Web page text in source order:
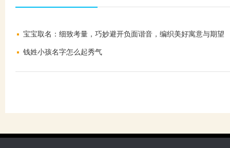
宝宝取名：细致考量，巧妙避开负面谐音，编织美好寓意与期望
钱姓小孩名字怎么起秀气